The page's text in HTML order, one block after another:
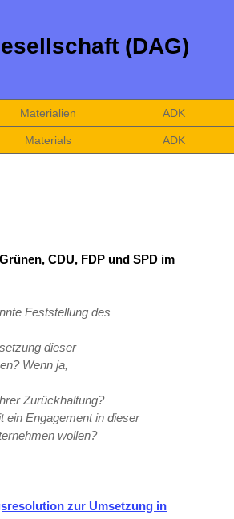
(DAG)
Materialien ADK
Materials ADK
CDU, FDP und SPD im
Feststellung des
dieser
Wenn ja,
Zurückhaltung?
ein Engagement in dieser
wollen?
zur Umsetzung in